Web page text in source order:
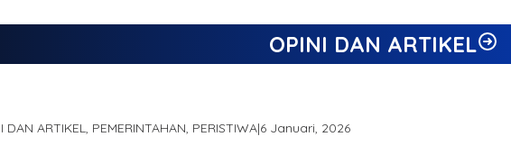
OPINI DAN ARTIKEL
ARTIKEL, PEMERINTAHAN, PERISTIWA|6 Januari, 2026